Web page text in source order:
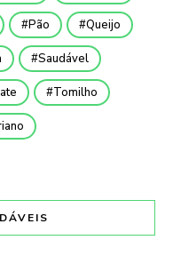
Pão Queijo
Saudável
Tomilho